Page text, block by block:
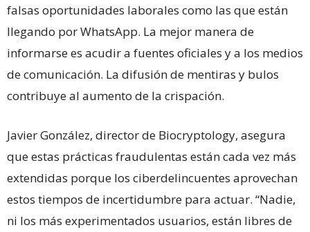
falsas oportunidades laborales como las que están
llegando por WhatsApp. La mejor manera de
informarse es acudir a fuentes oficiales y a los medios
de comunicación. La difusión de mentiras y bulos
contribuye al aumento de la crispación.
Javier González, director de Biocryptology, asegura
que estas prácticas fraudulentas están cada vez más
extendidas porque los ciberdelincuentes aprovechan
estos tiempos de incertidumbre para actuar. “Nadie,
ni los más experimentados usuarios, están libres de